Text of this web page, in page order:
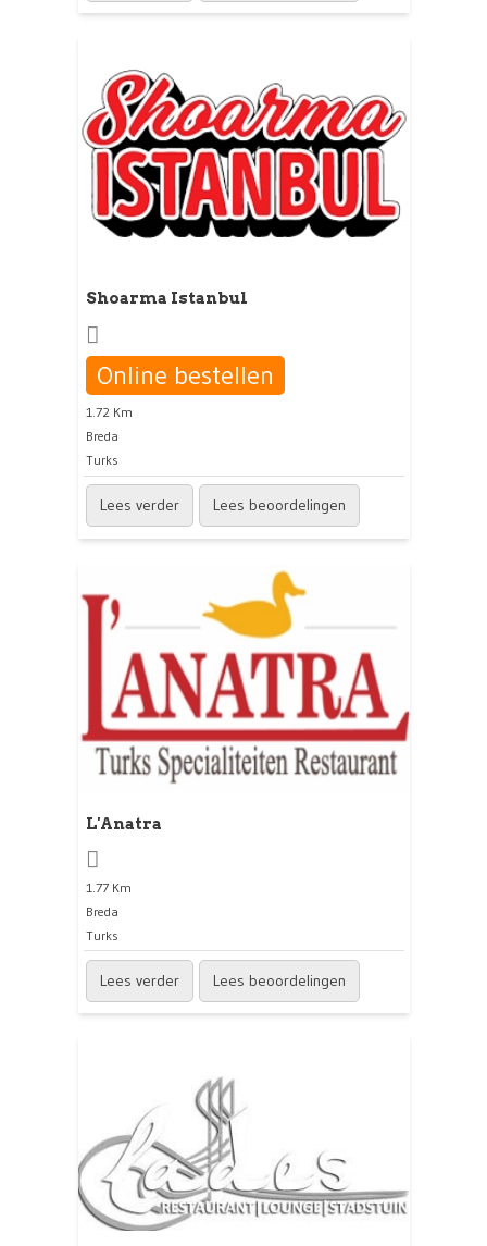
Shoarma Istanbul
Online bestellen
1.72 Km
Breda
Turks
Lees verder Lees beoordelingen
L'Anatra
1.77 Km
Breda
Turks
Lees verder Lees beoordelingen